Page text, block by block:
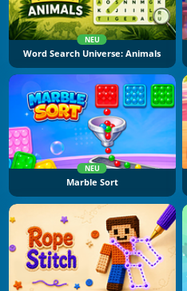
NEU
Word Search Universe: Animals
NEU
Marble Sort